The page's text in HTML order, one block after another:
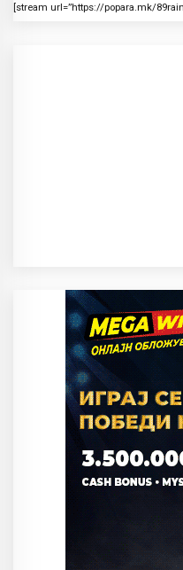
[stream url=”https://popara.mk/